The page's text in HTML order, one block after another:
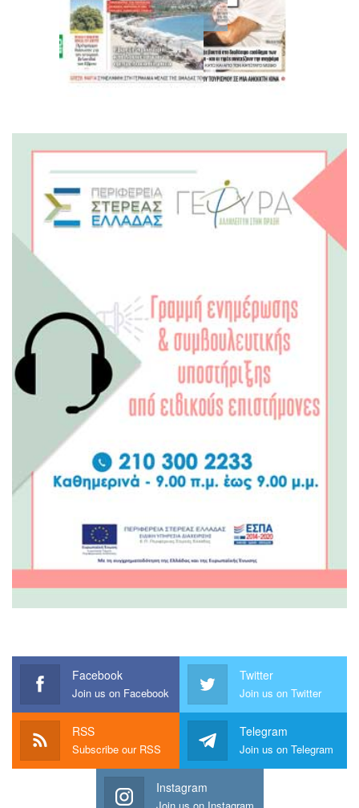
Facebook
Join us on Facebook
Twitter
Join us on Twitter
RSS
Subscribe our RSS
Telegram
Join us on Telegram
Instagram
Join us on Instagram